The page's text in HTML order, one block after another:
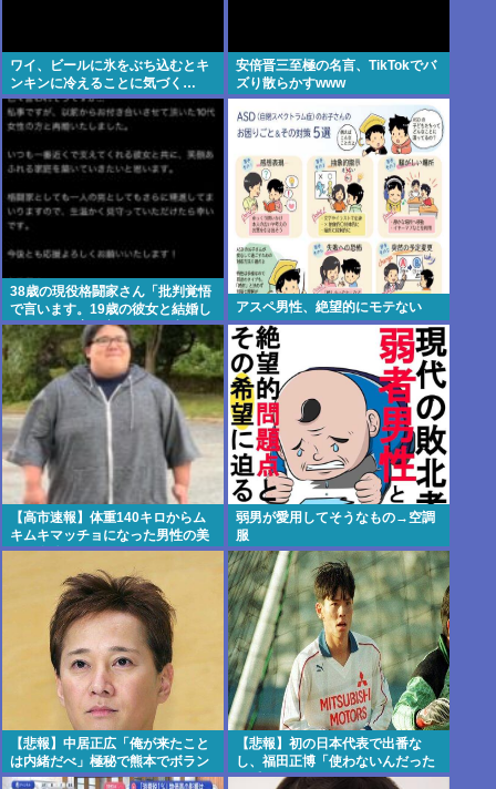
ワイ、ビールに氷をぶち込むとキ
ンキンに冷えることに気づく…
安倍晋三至極の名言、TikTokでバ
ズり散らかすwww
38歳の現役格闘家さん「批判覚悟
で言います。19歳の彼女と結婚し
ました」→案の定オバサン達に見
つかり炎上
アスペ男性、絶望的にモテない
【高市速報】体重140キロからム
キムキマッチョになった男性の美
しい身体がコチラ！！！
弱男が愛用してそうなもの→空調
服
【悲報】中居正広「俺が来たこと
は内緒だべ」極秘で熊本でボラン
ティアをしていた
【悲報】初の日本代表で出番な
し、福田正博「使わないんだった
ら呼ぶな！」